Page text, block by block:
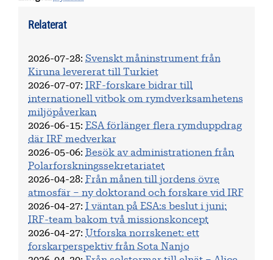
Relaterat
2026-07-28: Svenskt måninstrument från
Kiruna levererat till Turkiet
2026-07-07:
IRF-forskare bidrar till
internationell vitbok om rymdverksamhetens
miljöpåverkan
2026-06-15: ESA förlänger flera rymduppdrag
där IRF medverkar
2026-05-06: Besök av administrationen från
Polarforskningssekretariatet
2026-04-28: Från månen till jordens övre
atmosfär – ny doktorand och forskare vid IRF
2026-04-27:
I väntan på ESA:s beslut i juni:
IRF-team bakom två missionskoncept
2026-04-27: Utforska norrskenet: ett
forskarperspektiv från Sota Nanjo